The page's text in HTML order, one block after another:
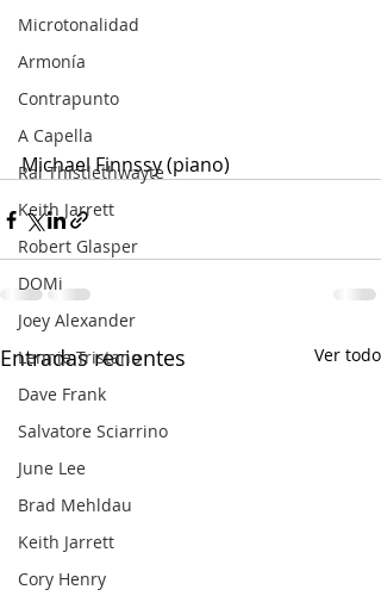
Microtonalidad
Armonía
Contrapunto
A Capella
Rai Thistlethwayte
Keith Jarrett
Robert Glasper
DOMi
Joey Alexander
Lennie Tristano
Dave Frank
Salvatore Sciarrino
June Lee
Brad Mehldau
Keith Jarrett
Cory Henry
Michael Finnssy (piano)
Entradas recientes Ver todo